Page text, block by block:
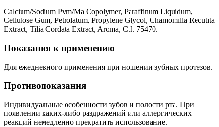
Calcium/Sodium Pvm/Ma Copolymer, Paraffinum Liquidum,
Cellulose Gum, Petrolatum, Propylene Glycol, Chamomilla Recutita
Extract, Tilia Cordata Extract, Aroma, C.I. 75470.
Показания к применению
Для ежедневного применения при ношении зубных протезов.
Противопоказания
Индивидуальные особенности зубов и полости рта. При
появлении каких-либо раздражений или аллергических
реакций немедленно прекратить использование.